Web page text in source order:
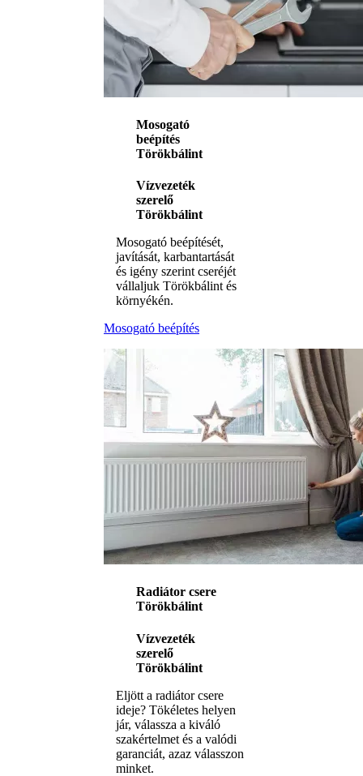
Mosogató
beépítés
Törökbálint
Vízvezeték
szerelő
Törökbálint
Mosogató beépítését,
javítását, karbantartását
és igény szerint cseréjét
vállaljuk Törökbálint és
környékén.
Mosogató beépítés
Radiátor csere
Törökbálint
Vízvezeték
szerelő
Törökbálint
Eljött a radiátor csere
ideje? Tökéletes helyen
jár, válassza a kiváló
szakértelmet és a valódi
garanciát, azaz válasszon
minket.